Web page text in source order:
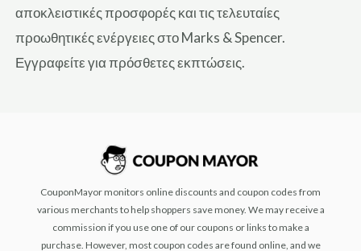
αποκλειστικές προσφορές και τις τελευταίες
προωθητικές ενέργειες στο Marks & Spencer.
Εγγραφείτε για πρόσθετες εκπτώσεις.
CouponMayor monitors online discounts and coupon codes from
various merchants to help shoppers save money. We may receive a
commission if you use one of our coupons or links to make a
purchase. However, most coupon codes are found online, and we